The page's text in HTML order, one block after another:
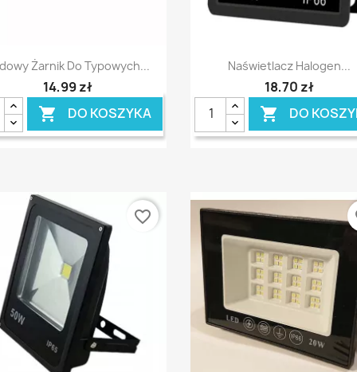
Szybki podgląd
Żarnik Do Typowych...
14,99 zł
 DO KOSZYKA
Szybki podgląd
Naświetlacz Halogen...
18,70 zł
 DO
favorite_border